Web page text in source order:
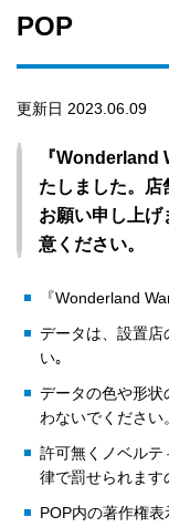
POP
更新日 2023.06.09
『Wonderland
たしました。店
お願い申し上
意ください。
『Wonderland
データは、設置店
い｡
データの色や形状
わないでください。
許可無くノベルテ
律で罰せられます
POP内の著作権